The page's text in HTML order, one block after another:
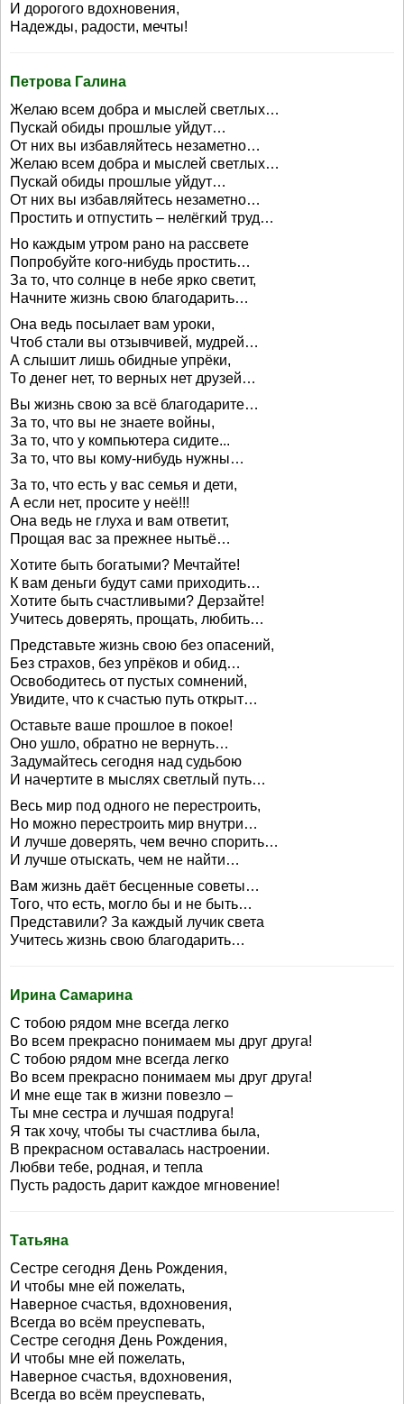
И дорогого вдохновения,
Надежды, радости, мечты!
Петрова Галина
Желаю всем добра и мыслей светлых…
Пускай обиды прошлые уйдут…
От них вы избавляйтесь незаметно…
Желаю всем добра и мыслей светлых…
Пускай обиды прошлые уйдут…
От них вы избавляйтесь незаметно…
Простить и отпустить – нелёгкий труд…
Но каждым утром рано на рассвете
Попробуйте кого-нибудь простить…
За то, что солнце в небе ярко светит,
Начните жизнь свою благодарить…
Она ведь посылает вам уроки,
Чтоб стали вы отзывчивей, мудрей…
А слышит лишь обидные упрёки,
То денег нет, то верных нет друзей…
Вы жизнь свою за всё благодарите…
За то, что вы не знаете войны,
За то, что у компьютера сидите...
За то, что вы кому-нибудь нужны…
За то, что есть у вас семья и дети,
А если нет, просите у неё!!!
Она ведь не глуха и вам ответит,
Прощая вас за прежнее нытьё…
Хотите быть богатыми? Мечтайте!
К вам деньги будут сами приходить…
Хотите быть счастливыми? Дерзайте!
Учитесь доверять, прощать, любить…
Представьте жизнь свою без опасений,
Без страхов, без упрёков и обид…
Освободитесь от пустых сомнений,
Увидите, что к счастью путь открыт…
Оставьте ваше прошлое в покое!
Оно ушло, обратно не вернуть…
Задумайтесь сегодня над судьбою
И начертите в мыслях светлый путь…
Весь мир под одного не перестроить,
Но можно перестроить мир внутри…
И лучше доверять, чем вечно спорить…
И лучше отыскать, чем не найти…
Вам жизнь даёт бесценные советы…
Того, что есть, могло бы и не быть…
Представили? За каждый лучик света
Учитесь жизнь свою благодарить…
Ирина Самарина
С тобою рядом мне всегда легко
Во всем прекрасно понимаем мы друг друга!
С тобою рядом мне всегда легко
Во всем прекрасно понимаем мы друг друга!
И мне еще так в жизни повезло –
Ты мне сестра и лучшая подруга!
Я так хочу, чтобы ты счастлива была,
В прекрасном оставалась настроении.
Любви тебе, родная, и тепла
Пусть радость дарит каждое мгновение!
Татьяна
Сестре сегодня День Рождения,
И чтобы мне ей пожелать,
Наверное счастья, вдохновения,
Всегда во всём преуспевать,
Сестре сегодня День Рождения,
И чтобы мне ей пожелать,
Наверное счастья, вдохновения,
Всегда во всём преуспевать,